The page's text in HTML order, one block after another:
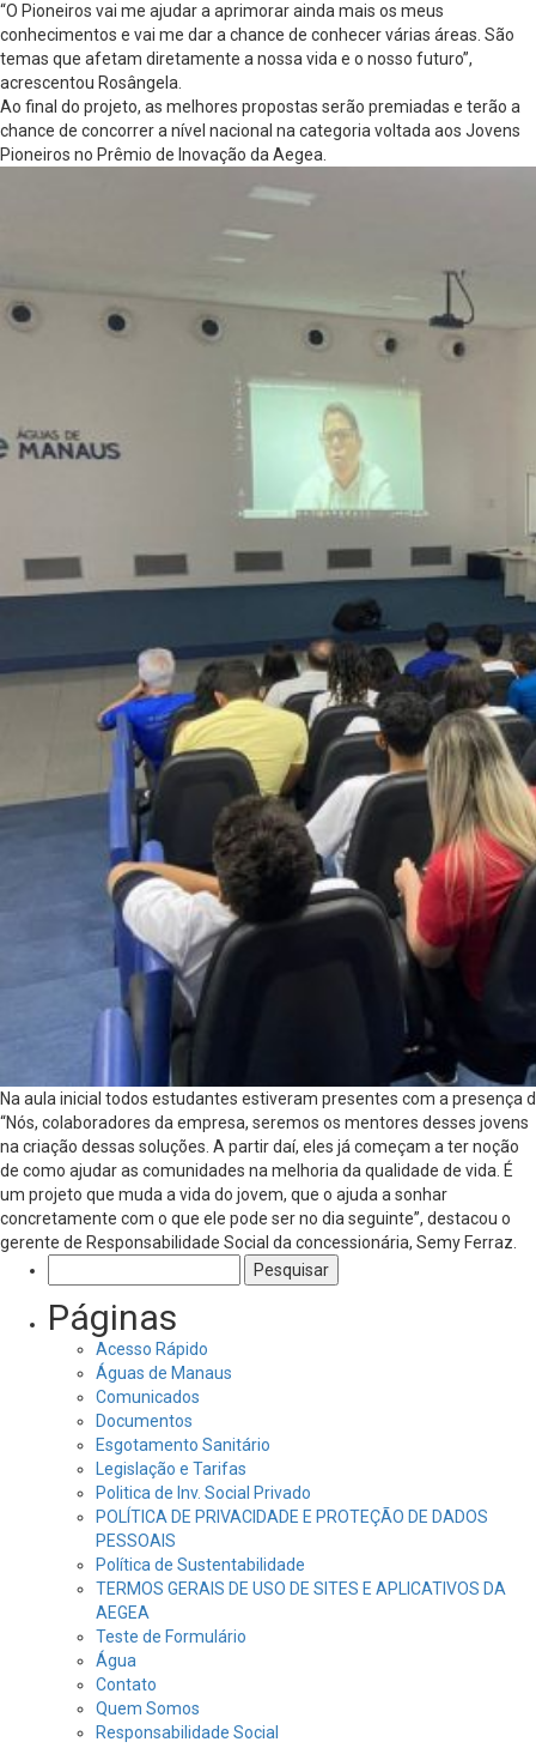
“O Pioneiros vai me ajudar a aprimorar ainda mais os meus
conhecimentos e vai me dar a chance de conhecer várias áreas. São
temas que afetam diretamente a nossa vida e o nosso futuro”,
acrescentou Rosângela.
Ao final do projeto, as melhores propostas serão premiadas e terão a
chance de concorrer a nível nacional na categoria voltada aos Jovens
Pioneiros no Prêmio de Inovação da Aegea.
Na aula inicial todos estudantes estiveram presentes com a presença
“Nós, colaboradores da empresa, seremos os mentores desses jovens
na criação dessas soluções. A partir daí, eles já começam a ter noção
de como ajudar as comunidades na melhoria da qualidade de vida. É
um projeto que muda a vida do jovem, que o ajuda a sonhar
concretamente com o que ele pode ser no dia seguinte”, destacou o
gerente de Responsabilidade Social da concessionária, Semy Ferraz.
por:
Páginas
Acesso Rápido
Águas de Manaus
Comunicados
Documentos
Esgotamento Sanitário
Legislação e Tarifas
Politica de Inv. Social Privado
POLÍTICA DE PRIVACIDADE E PROTEÇÃO DE DADOS
PESSOAIS
Política de Sustentabilidade
TERMOS GERAIS DE USO DE SITES E APLICATIVOS DA
AEGEA
Teste de Formulário
Água
Contato
Quem Somos
Responsabilidade Social